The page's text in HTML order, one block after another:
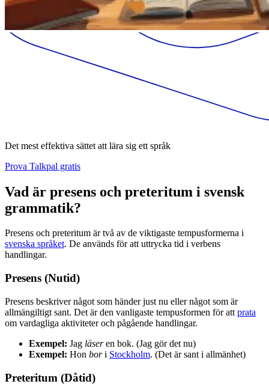
Det mest effektiva sättet att lära sig ett språk
Prova Talkpal gratis
Vad är presens och preteritum i svensk
grammatik?
Presens och preteritum är två av de viktigaste tempusformerna i
svenska språket. De används för att uttrycka tid i verbens
handlingar.
Presens (Nutid)
Presens beskriver något som händer just nu eller något som är
allmängiltigt sant. Det är den vanligaste tempusformen för att prata
om vardagliga aktiviteter och pågående handlingar.
Exempel: Jag läseren bok. (Jag gör det nu)
Exempel: Hon bori Stockholm. (Det är sant i allmänhet)
Preteritum (Dåtid)